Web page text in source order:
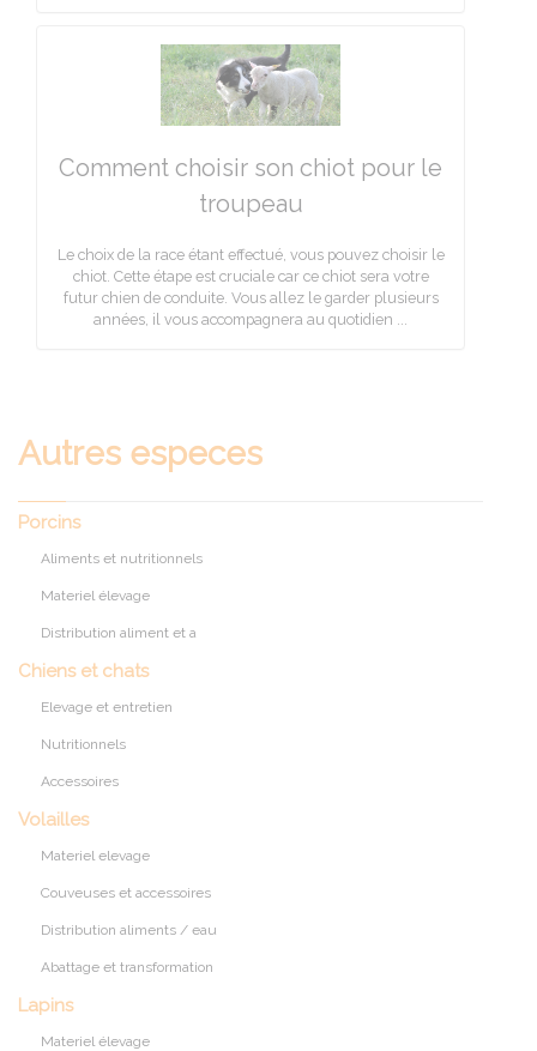
Comment choisir son chiot pour le
troupeau
Le choix de la race étant effectué, vous pouvez choisir le
chiot. Cette étape est cruciale car ce chiot sera votre
futur chien de conduite. Vous allez le garder plusieurs
années, il vous accompagnera au quotidien ...
Autres especes
Porcins
Aliments et nutritionnels
Materiel élevage
Distribution aliment et a
Chiens et chats
Elevage et entretien
Nutritionnels
Accessoires
Volailles
Materiel elevage
Couveuses et accessoires
Distribution aliments / eau
Abattage et transformation
Lapins
Materiel élevage